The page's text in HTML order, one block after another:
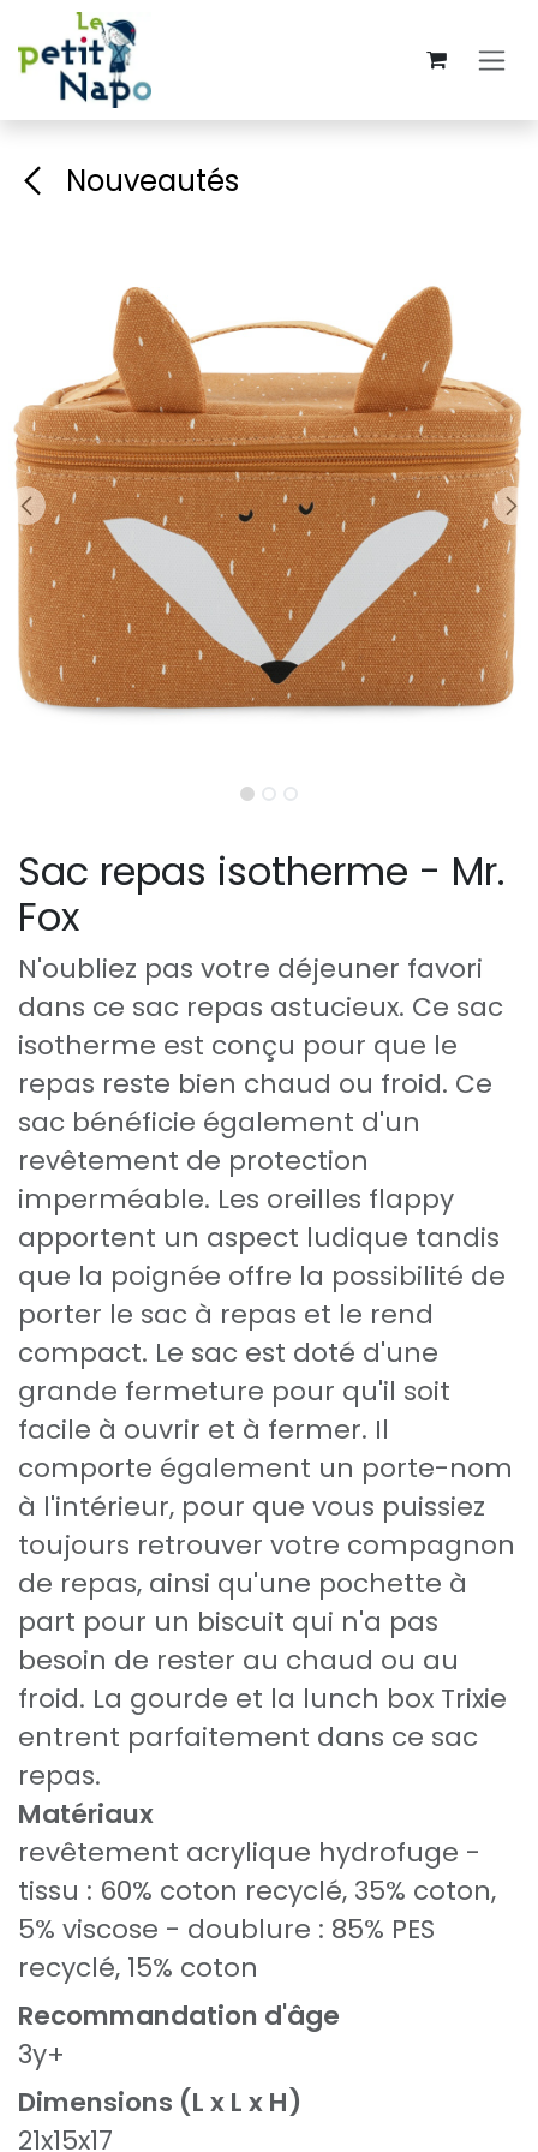
Se rendre au contenu
Nouveautés
Sac repas isotherme - Mr.
Fox
N'oubliez pas votre déjeuner favori
dans ce sac repas astucieux. Ce sac
isotherme est conçu pour que le
repas reste bien chaud ou froid. Ce
sac bénéficie également d'un
revêtement de protection
imperméable. Les oreilles flappy
apportent un aspect ludique tandis
que la poignée offre la possibilité de
porter le sac à repas et le rend
compact. Le sac est doté d'une
grande fermeture pour qu'il soit
facile à ouvrir et à fermer. Il
comporte également un porte-nom
à l'intérieur, pour que vous puissiez
toujours retrouver votre compagnon
de repas, ainsi qu'une pochette à
part pour un biscuit qui n'a pas
besoin de rester au chaud ou au
froid. La gourde et la lunch box Trixie
entrent parfaitement dans ce sac
repas.
Matériaux
revêtement acrylique hydrofuge -
tissu : 60% coton recyclé, 35% coton,
5% viscose - doublure : 85% PES
recyclé, 15% coton
Recommandation d'âge
3y+
Dimensions (L x L x H)
21x15x17